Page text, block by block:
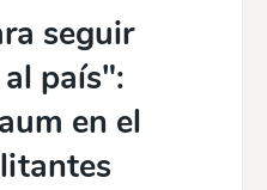
seguir
país":
en el